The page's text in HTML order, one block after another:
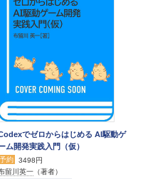
でゼロからはじめる AI駆動ゲ
ム開発実践入門（仮）
予約
3498円
留川英一 （著者）